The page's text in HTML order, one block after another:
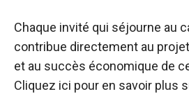
Chaque invité qui séjourne au
contribue directement au
et au succès économique de
Cliquez ici pour en savoir plus